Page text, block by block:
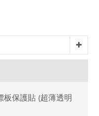
保護貼 (超薄透明